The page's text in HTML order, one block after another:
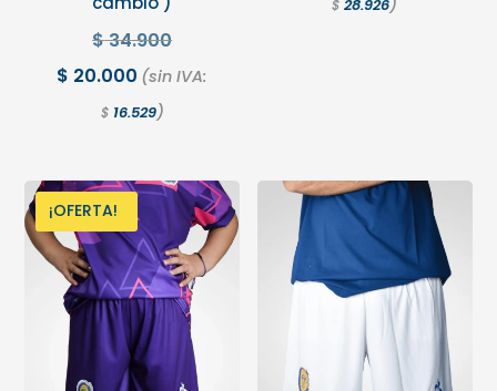
$34.900
$ 20.000 (sin IVA:
$ 16.529)
$ 28.926)
¡OFERTA!